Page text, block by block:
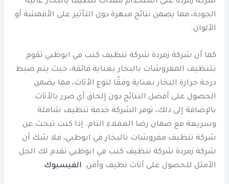
الجودة، مما يضمن نتائج مبهرة دون التأثير على الأقمشة أو
الألوان.
كما أن شركة زمردة شركة تنظيف كنب في ابوظبي تقوم
بتنظيف المفروشات بالبخار بعناية فائقة، حيث يتم ضبط
درجة حرارة البخار بعناية وفقًا لنوع الأثاث، مما يضمن
الحصول على أفضل النتائج دون إلحاق أي ضرر بالأثاث.
بالإضافة إلى ذلك، توفر الشركة خدمة تنظيف شاملة
وسريعة مع ضمان رضا العملاء التام. إذا كنت تبحث عن
شركة تنظيف مفروشات بالبخار في ابوظبي، فلا شك أن
شركة زمردة شركة تنظيف كنب في ابوظبي تقدم لك الحل
الأمثل للحصول على أثاث نظيف وآمن. الفيسبوك